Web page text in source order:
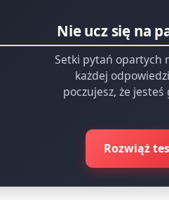
Nie ucz się na
Setki pytań opartych
każdej
poczujesz, że
Rozwiąż